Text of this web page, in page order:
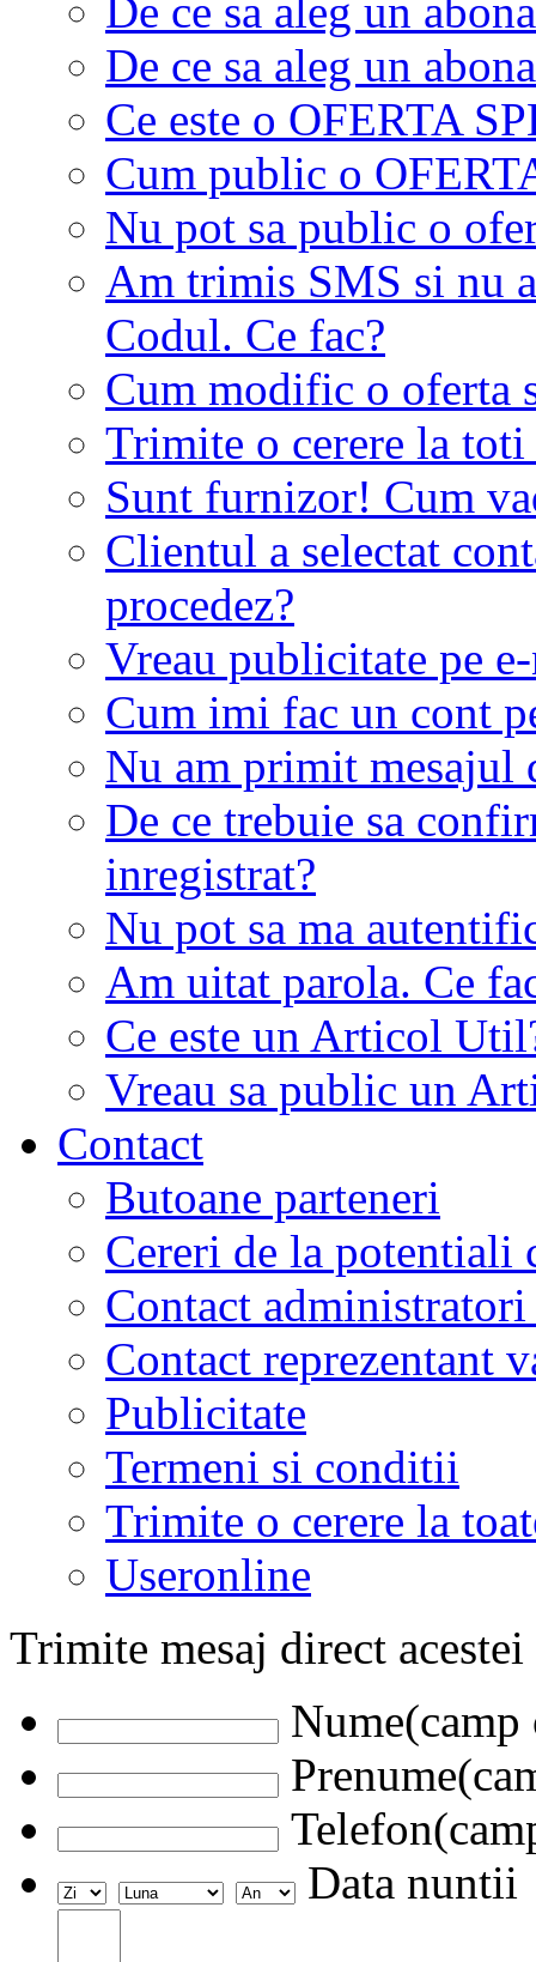
De ce sa aleg un
De ce sa aleg un
Ce este o OFERTA
Cum public o
Nu pot sa public o
Am trimis SMS si nu
Codul. Ce fac?
Cum modific o oferta
Trimite o cerere la
Sunt furnizor! Cum
Clientul a selectat
procedez?
Vreau publicitate pe
Cum imi fac un cont
Nu am primit mesajul
De ce trebuie sa
inregistrat?
Nu pot sa ma
Am uitat parola. Ce
Ce este un Articol
Vreau sa public un
Contact
Butoane parteneri
Cereri de la potentiali
Contact
Contact reprezentant
Publicitate
Termeni si conditii
Trimite o cerere la
Useronline
Trimite mesaj direct
Data nuntii